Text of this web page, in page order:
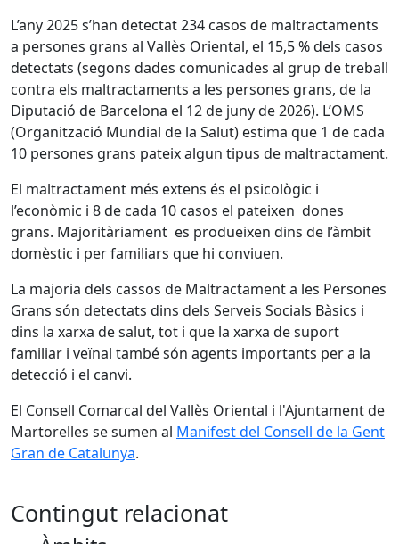
L’any 2025 s’han detectat 234 casos de maltractaments
a persones grans al Vallès Oriental, el 15,5 % dels casos
detectats (segons dades comunicades al grup de treball
contra els maltractaments a les persones grans, de la
Diputació de Barcelona el 12 de juny de 2026). L’OMS
(Organització Mundial de la Salut) estima que 1 de cada
10 persones grans pateix algun tipus de maltractament.
El maltractament més extens és el psicològic i
l’econòmic i 8 de cada 10 casos el pateixen dones
grans. Majoritàriament es produeixen dins de l’àmbit
domèstic i per familiars que hi conviuen.
La majoria dels cassos de Maltractament a les Persones
Grans són detectats dins dels Serveis Socials Bàsics i
dins la xarxa de salut, tot i que la xarxa de suport
familiar i veïnal també són agents importants per a la
detecció i el canvi.
El Consell Comarcal del Vallès Oriental i l'Ajuntament de
Martorelles se sumen al Manifest del Consell de la Gent
Gran de Catalunya.
Contingut relacionat